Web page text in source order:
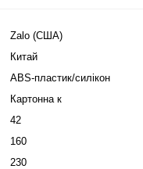
Zalo (США)
Китай
ABS-пластик/силікон
Картонна к
42
160
230